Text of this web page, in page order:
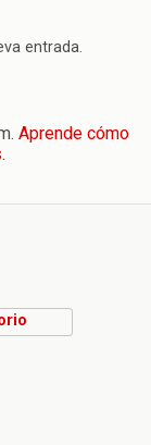
entrada.
Aprende cómo